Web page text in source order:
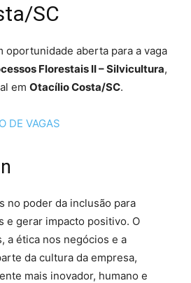
SC
oportunidade aberta para a vaga
Florestais II – Silvicultura,
em Otacílio Costa/SC.
DE VAGAS
no poder da inclusão para
e gerar impacto positivo. O
a ética nos negócios e a
da cultura da empresa,
mais inovador, humano e